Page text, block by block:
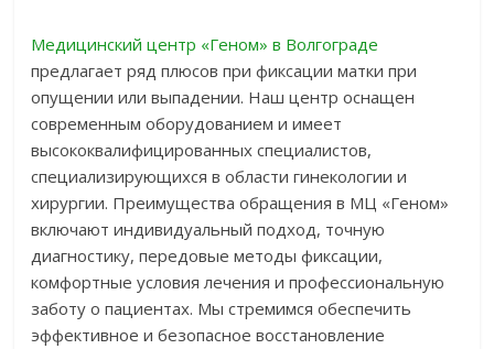
Медицинский центр «Геном» в Волгограде
предлагает ряд плюсов при фиксации матки при
опущении или выпадении. Наш центр оснащен
современным оборудованием и имеет
высококвалифицированных специалистов,
специализирующихся в области гинекологии и
хирургии. Преимущества обращения в МЦ «Геном»
включают индивидуальный подход, точную
диагностику, передовые методы фиксации,
комфортные условия лечения и профессиональную
заботу о пациентах. Мы стремимся обеспечить
эффективное и безопасное восстановление